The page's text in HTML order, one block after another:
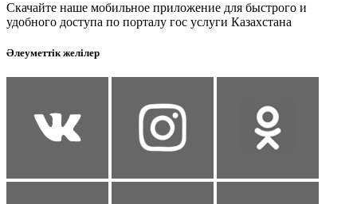
Скачайте наше мобильное приложение для быстрого и
удобного доступа по порталу гос услуги Казахстана
Әлеуметтік желілер